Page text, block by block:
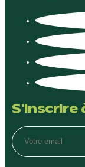
S'inscrire